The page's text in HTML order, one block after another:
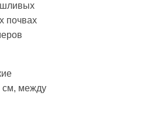
почвах
см, между